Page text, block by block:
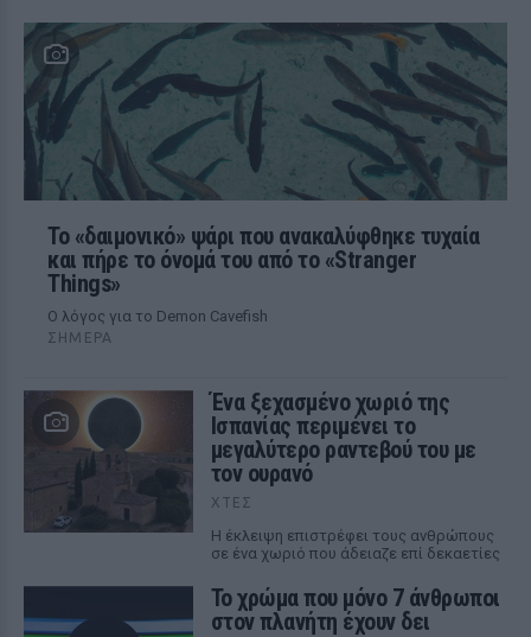
Το «δαιμονικό» ψάρι που ανακαλύφθηκε τυχαία
και πήρε το όνομά του από το «Stranger
Things»
Ο λόγος για το Demon Cavefish
ΣΉΜΕΡΑ
Ένα ξεχασμένο χωριό της
Ισπανίας περιμένει το
μεγαλύτερο ραντεβού του με
τον ουρανό
ΧΤΕΣ
Η έκλειψη επιστρέφει τους ανθρώπους
σε ένα χωριό που άδειαζε επί δεκαετίες
Το χρώμα που μόνο 7 άνθρωποι
στον πλανήτη έχουν δει